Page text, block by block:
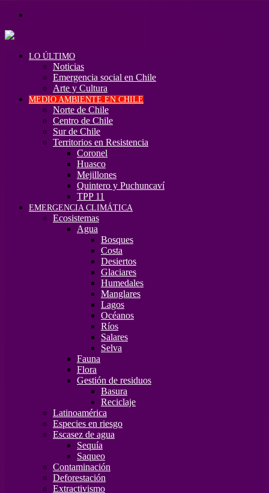
LO ÚLTIMO
Noticias
Emergencia social en Chile
Arte y Cultura
MEDIO AMBIENTE EN CHILE
Norte de Chile
Centro de Chile
Sur de Chile
Territorios en Resistencia
Coronel
Huasco
Mejillones
Quintero y Puchuncaví
TPP 11
EMERGENCIA CLIMÁTICA
Ecosistemas
Agua
Bosques
Costa
Desiertos
Glaciares
Humedales
Manglares
Lagos
Océanos
Ríos
Salares
Selva
Fauna
Flora
Gestión de residuos
Basura
Reciclaje
Latinoamérica
Especies en riesgo
Escasez de agua
Sequía
Saqueo
Contaminación
Deforestación
Extractivismo